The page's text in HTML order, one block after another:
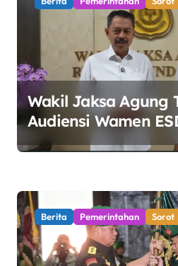
Wakil Jaksa Agung
Audiensi Wamen
Sinergi Kawal Tata
Berita Pemerintahan Sorot